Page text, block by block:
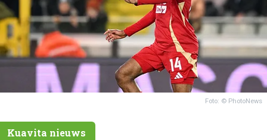
Foto: © PhotoNews
Kuavita nieuws